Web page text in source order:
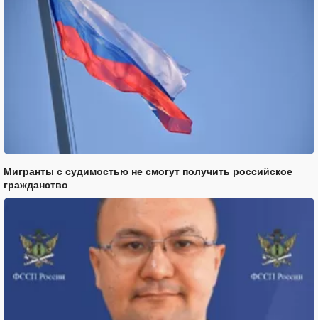
Мигранты с судимостью не смогут получить российское
гражданство